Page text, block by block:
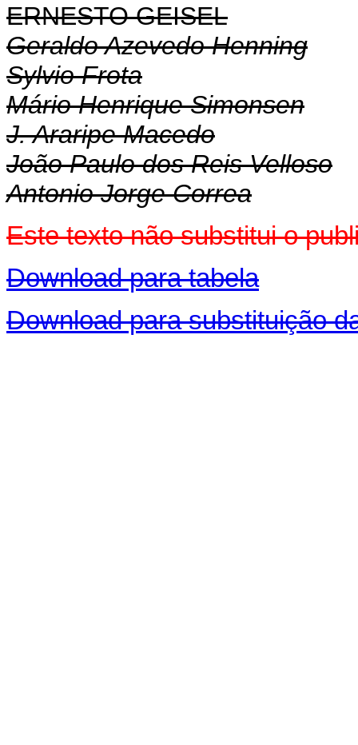
ERNESTO GEISEL
Geraldo Azevedo Henning
Sylvio Frota
Mário Henrique Simonsen
J. Araripe Macedo
João Paulo dos Reis Velloso
Antonio Jorge Correa
Este texto não substitui o
Download para tabela
Download para substituição